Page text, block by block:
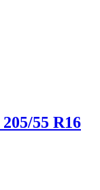
205/55 R16